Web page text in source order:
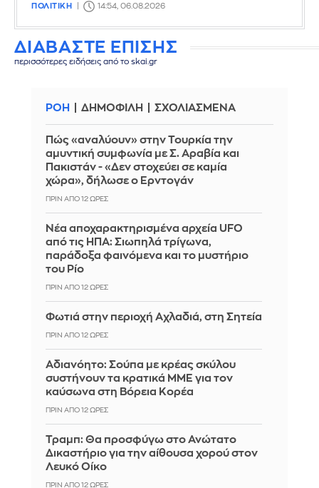
ΠΟΛΙΤΙΚΗ 14:54, 06.08.2026
ΔΙΑΒΑΣΤΕ ΕΠΙΣΗΣ
περισσότερες ειδήσεις από το skai.gr
ΡΟΗ ΔΗΜΟΦΙΛΗ ΣΧΟΛΙΑΣΜΕΝΑ
Πώς «αναλύουν» στην Τουρκία την
αμυντική συμφωνία με Σ. Αραβία και
Πακιστάν - «Δεν στοχεύει σε καμία
χώρα», δήλωσε ο Ερντογάν
ΠΡΙΝ ΑΠΌ 12 ΏΡΕΣ
Νέα αποχαρακτηρισμένα αρχεία UFO
από τις ΗΠΑ: Σιωπηλά τρίγωνα,
παράδοξα φαινόμενα και το μυστήριο
του Ρίο
ΠΡΙΝ ΑΠΌ 12 ΏΡΕΣ
Φωτιά στην περιοχή Αχλαδιά, στη Σητεία
ΠΡΙΝ ΑΠΌ 12 ΏΡΕΣ
Αδιανόητο: Σούπα με κρέας σκύλου
συστήνουν τα κρατικά ΜΜΕ για τον
καύσωνα στη Βόρεια Κορέα
ΠΡΙΝ ΑΠΌ 12 ΏΡΕΣ
Τραμπ: Θα προσφύγω στο Ανώτατο
Δικαστήριο για την αίθουσα χορού στον
Λευκό Οίκο
ΠΡΙΝ ΑΠΌ 12 ΏΡΕΣ